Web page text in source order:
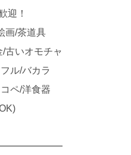
迎！
画/茶道具
/古いオモチャ
ル/バカラ
ペ/洋食器